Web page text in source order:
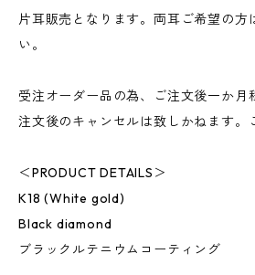
片耳販売となります。両耳ご希望の方
い。
受注オーダー品の為、ご注文後一か月
注文後のキャンセルは致しかねます。
＜PRODUCT DETAILS＞
K18 (White gold)
Black diamond
ブラックルテニウムコーティング